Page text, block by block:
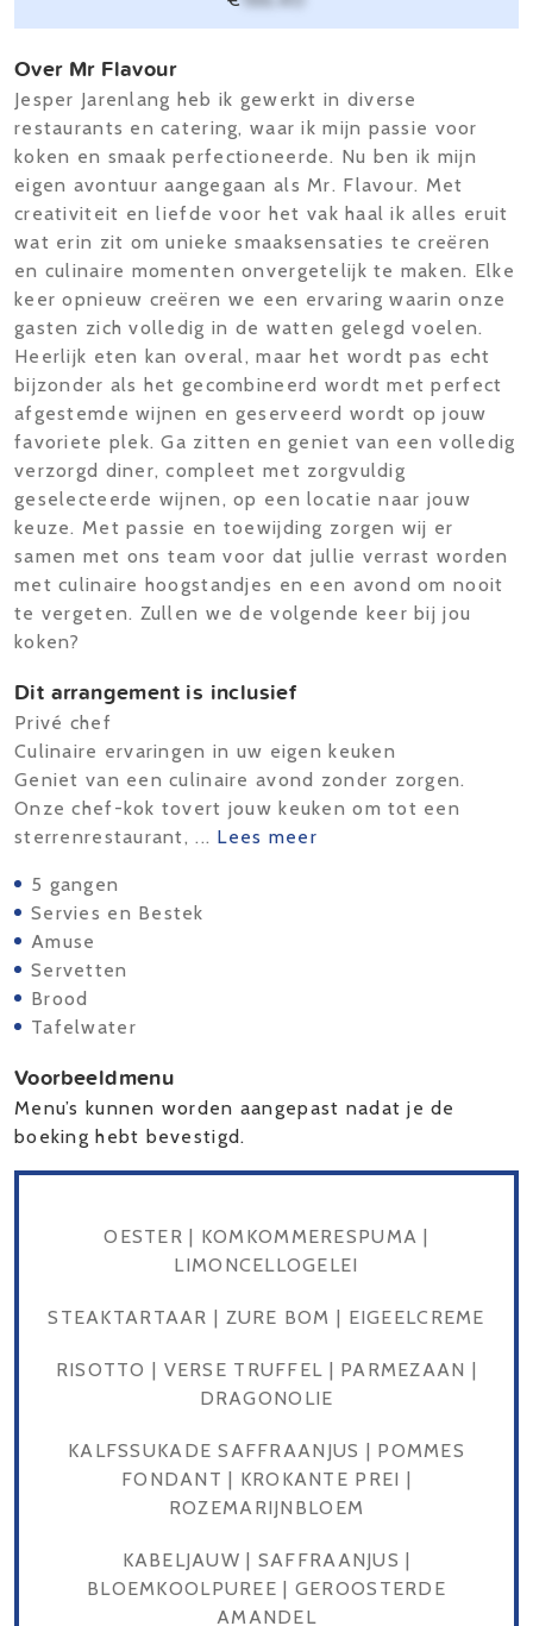
Over Mr Flavour
Jesper Jarenlang heb ik gewerkt in diverse
restaurants en catering, waar ik mijn passie voor
koken en smaak perfectioneerde. Nu ben ik mijn
eigen avontuur aangegaan als Mr. Flavour. Met
creativiteit en liefde voor het vak haal ik alles eruit
wat erin zit om unieke smaaksensaties te creëren
en culinaire momenten onvergetelijk te maken. Elke
keer opnieuw creëren we een ervaring waarin onze
gasten zich volledig in de watten gelegd voelen.
Heerlijk eten kan overal, maar het wordt pas echt
bijzonder als het gecombineerd wordt met perfect
afgestemde wijnen en geserveerd wordt op jouw
favoriete plek. Ga zitten en geniet van een volledig
verzorgd diner, compleet met zorgvuldig
geselecteerde wijnen, op een locatie naar jouw
keuze. Met passie en toewijding zorgen wij er
samen met ons team voor dat jullie verrast worden
met culinaire hoogstandjes en een avond om nooit
te vergeten. Zullen we de volgende keer bij jou
koken?
Dit arrangement is inclusief
Privé chef
Culinaire ervaringen in uw eigen keuken
Geniet van een culinaire avond zonder zorgen.
Onze chef-kok tovert jouw keuken om tot een
sterrenrestaurant, ... Lees meer
5 gangen
Servies en Bestek
Amuse
Servetten
Brood
Tafelwater
Voorbeeldmenu
Menu’s kunnen worden aangepast nadat je de
boeking hebt bevestigd.
OESTER | KOMKOMMERESPUMA |
LIMONCELLOGELEI
STEAKTARTAAR | ZURE BOM | EIGEELCREME
RISOTTO | VERSE TRUFFEL | PARMEZAAN |
DRAGONOLIE
KALFSSUKADE SAFFRAANJUS | POMMES
FONDANT | KROKANTE PREI |
ROZEMARIJNBLOEM
KABELJAUW | SAFFRAANJUS |
BLOEMKOOLPUREE | GEROOSTERDE
AMANDEL